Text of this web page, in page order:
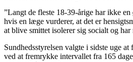
”Langt de fleste 18-39-årige har ikke
hvis en læge vurderer, at det er
at blive smittet isolerer sig socialt og
Sundhedsstyrelsen valgte i sidste uge
ved at fremrykke intervallet fra 165